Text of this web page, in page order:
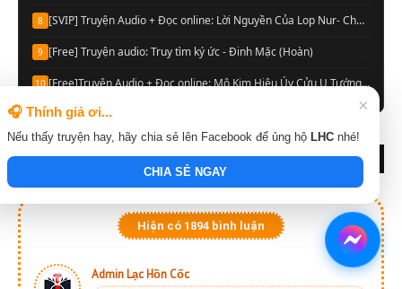
8 [SVIP] Truyện Audio + Đọc online: Lời Nguyền Của Lop Nur- Chu Đức Đông (Update tập 13 Audio)
9 [Free] Truyện audio: Truy tìm ký ức - Đinh Mặc (Hoàn)
10 [Free]Truyện Audio + Đọc online: Mô Kim Hiệu Úy Cửu U Tướng Quân- Thiên Hạ Bá Xướng (Full)
BÌNH LUẬN MỚI NHẤT
Hiện có 1894 bình luận
Admin Lạc Hồn Cốc
×
🎧 Thính giả ơi...
Nếu thấy truyện hay, hãy chia sẻ lên Facebook để ủng hộ LHCnhé!
CHIA SẺ NGAY